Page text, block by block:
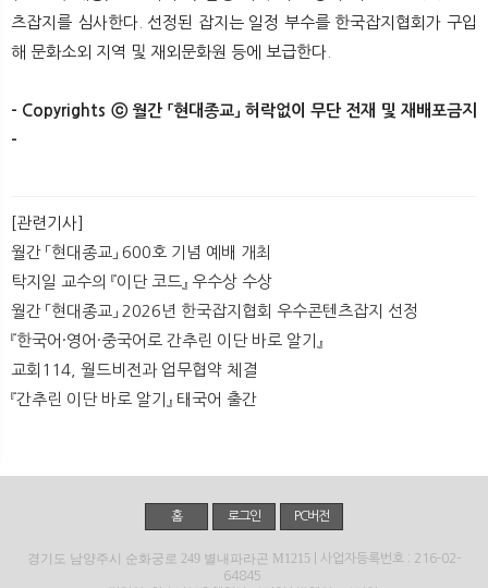
츠잡지를 심사한다. 선정된 잡지는 일정 부수를 한국잡지협회가 구입
해 문화소외 지역 및 재외문화원 등에 보급한다.
- Copyrights ⓒ 월간 「현대종교」 허락없이 무단 전재 및 재배포금지
-​ ​
[관련기사]
월간 「현대종교」 600호 기념 예배 개최
탁지일 교수의 『이단 코드』 우수상 수상
월간 「현대종교」 2026년 한국잡지협회 우수콘텐츠잡지 선정
『한국어·영어·중국어로 간추린 이단 바로 알기』
교회114, 월드비전과 업무협약 체결
『간추린 이단 바로 알기』 태국어 출간
홈 로그인 PC버전
경기도 남양주시 순화궁로 249 별내파라곤 M1215 | 사업자등록번호 : 216-02-
64845